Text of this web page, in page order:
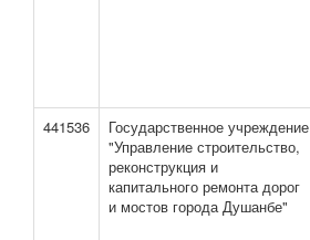
441536
Государственное учреждение
"Управление строительство,
реконструкция и
капитального ремонта дорог
и мостов города Душанбе"